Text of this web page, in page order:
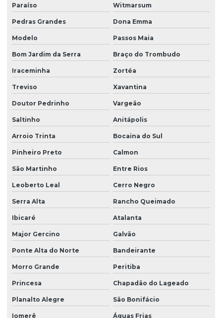
Paraíso Witmarsum
Pedras Grandes Dona Emma
Modelo Passos Maia
Bom Jardim da Serra Braço do Trombudo
Iraceminha Zortéa
Treviso Xavantina
Doutor Pedrinho Vargeão
Saltinho Anitápolis
Arroio Trinta Bocaina do Sul
Pinheiro Preto Calmon
São Martinho Entre Rios
Leoberto Leal Cerro Negro
Serra Alta Rancho Queimado
Ibicaré Atalanta
Major Gercino Galvão
Ponte Alta do Norte Bandeirante
Morro Grande Peritiba
Princesa Chapadão do Lageado
Planalto Alegre São Bonifácio
Iomerê Águas Frias